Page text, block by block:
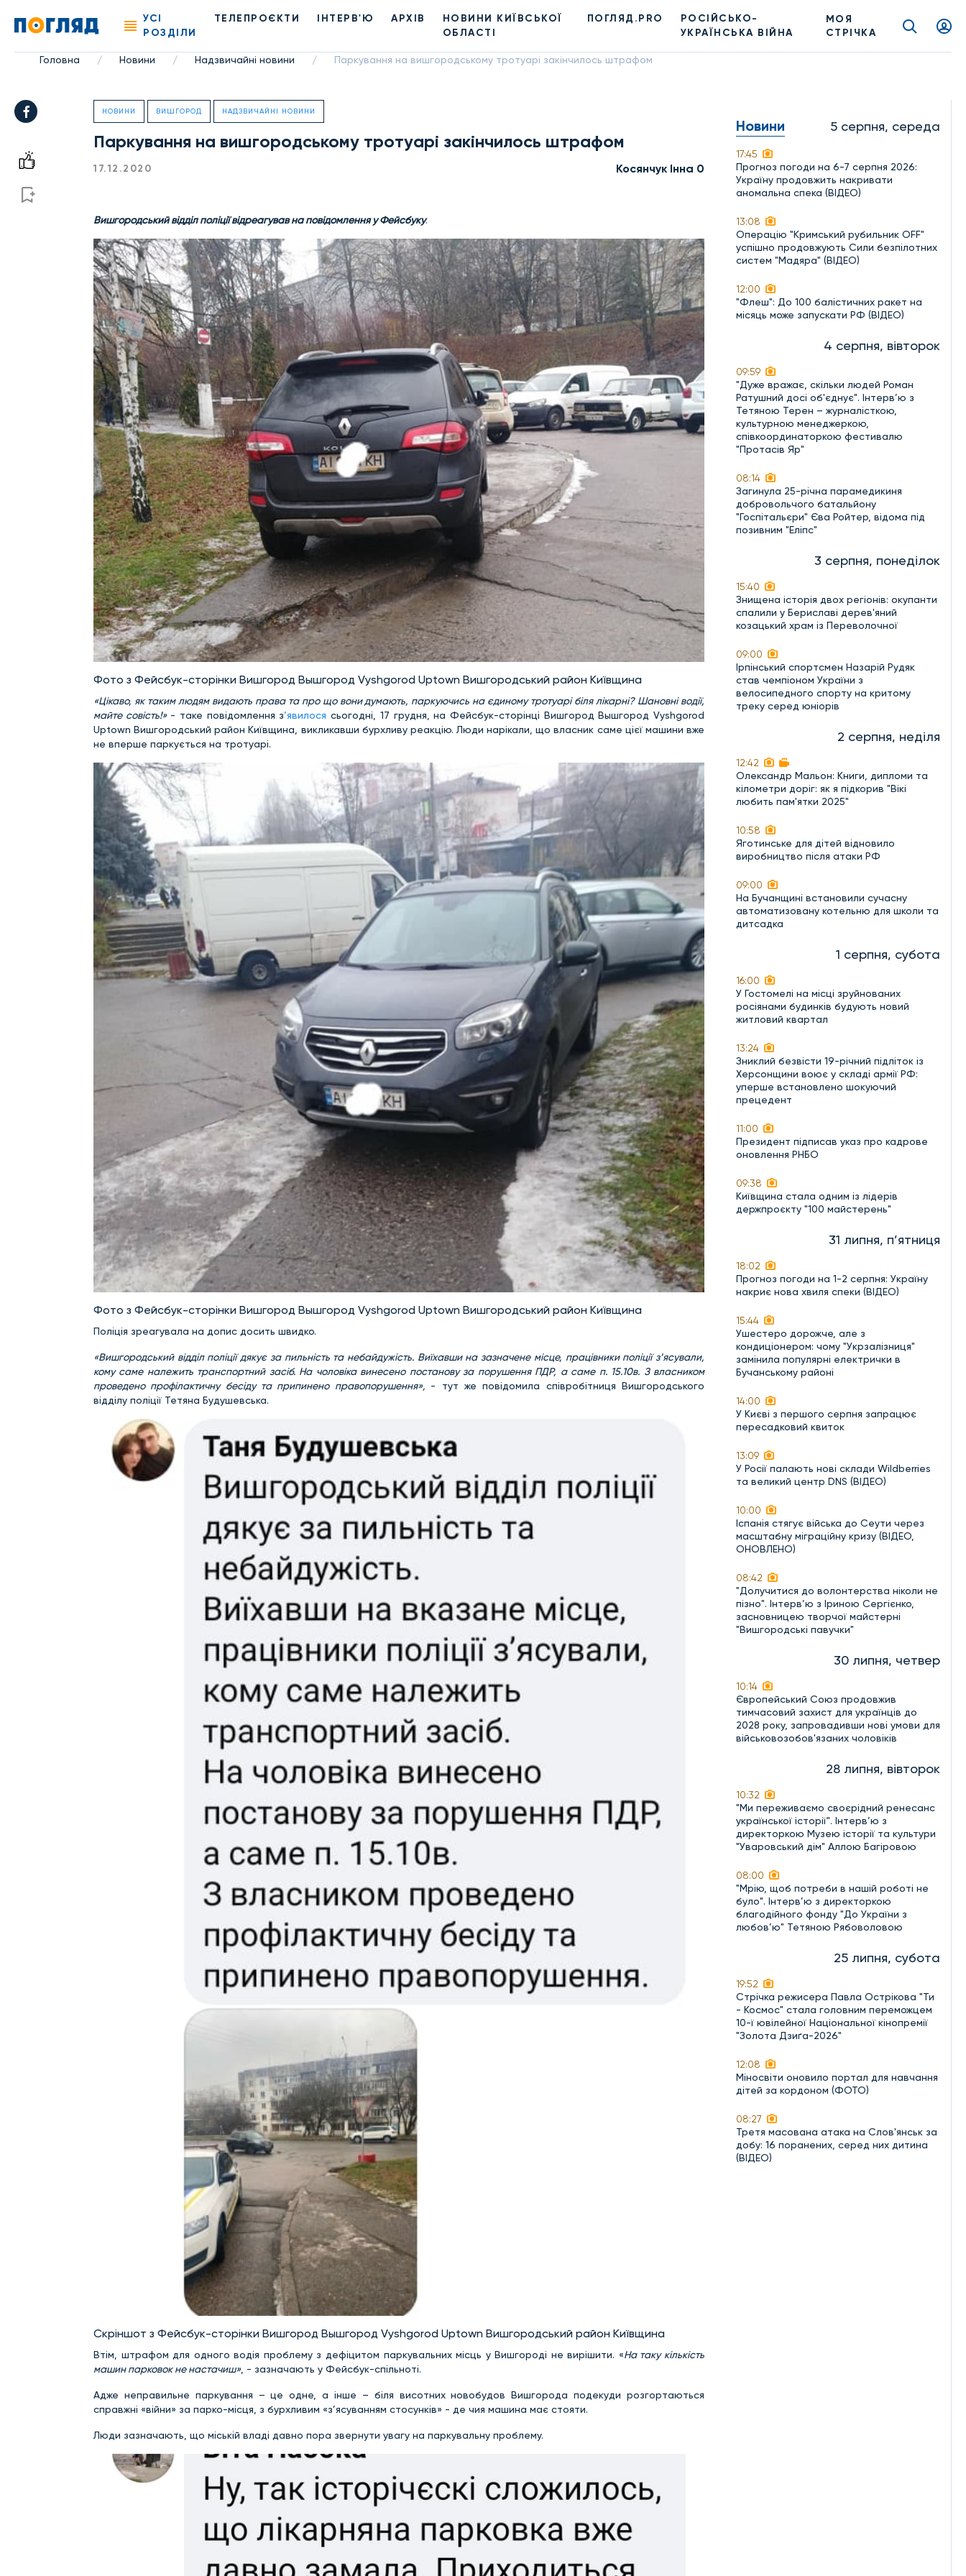
УСІ
РОЗДІЛИ
ТЕЛЕПРОЄКТИ ІНТЕРВ'Ю АРХІВ
НОВИНИ КИЇВСЬКОЇ
ОБЛАСТІ
ПОГЛЯД.PRO
РОСІЙСЬКО-
УКРАЇНСЬКА ВІЙНА
МОЯ
СТРІЧКА
Головна / Новини / Надзвичайні новини / Паркування на вишгородському тротуарі закінчилось штрафом
НОВИНИ ВИШГОРОД НАДЗВИЧАЙНІ НОВИНИ
Паркування на вишгородському тротуарі закінчилось штрафом
17.12.2020 Косянчук Інна 0
Вишгородський відділ поліції відреагував на повідомлення у Фейсбуку.
Фото з Фейсбук-сторінки Вишгород Вышгород Vyshgorod Uptown Вишгородський район Київщина
«Цікаво, як таким людям видають права та про що вони думають, паркуючись на єдиному тротуарі біля лікарні? Шановні водії,
майте совість!»- таке повідомлення з’явилося сьогодні, 17 грудня, на Фейсбук-сторінці Вишгород Вышгород Vyshgorod
Uptown Вишгородський район Київщина, викликавши бурхливу реакцію. Люди нарікали, що власник саме цієї машини вже
не вперше паркується на тротуарі.
Фото з Фейсбук-сторінки Вишгород Вышгород Vyshgorod Uptown Вишгородський район Київщина
Поліція зреагувала на допис досить швидко.
«Вишгородський відділ поліції дякує за пильність та небайдужість. Виїхавши на зазначене місце, працівники поліції з’ясували,
кому саме належить транспортний засіб. На чоловіка винесено постанову за порушення ПДР, а саме п. 15.10в. З власником
проведено профілактичну бесіду та припинено правопорушення», - тут же повідомила співробітниця Вишгородського
відділу поліції Тетяна Будушевська.
Скріншот з Фейсбук-сторінки Вишгород Вышгород Vyshgorod Uptown Вишгородський район Київщина
Втім, штрафом для одного водія проблему з дефіцитом паркувальних місць у Вишгороді не вирішити. «На таку кількість
машин парковок не настачиш», - зазначають у Фейсбук-спільноті.
Адже неправильне паркування – це одне, а інше – біля висотних новобудов Вишгорода подекуди розгортаються
справжні «війни» за парко-місця, з бурхливим «з’ясуванням стосунків» - де чия машина має стояти.
Люди зазначають, що міській владі давно пора звернути увагу на паркувальну проблему.
Новини 5 серпня, середа
17:45
Прогноз погоди на 6-7 серпня 2026:
Україну продовжить накривати
аномальна спека (ВІДЕО)
13:08
Операцію "Кримський рубильник OFF"
успішно продовжують Сили безпілотних
систем "Мадяра" (ВІДЕО)
12:00
"Флеш": До 100 балістичних ракет на
місяць може запускати РФ (ВІДЕО)
4 серпня, вівторок
09:59
"Дуже вражає, скільки людей Роман
Ратушний досі об'єднує". Інтерв’ю з
Тетяною Терен – журналісткою,
культурною менеджеркою,
співкоординаторкою фестивалю
"Протасів Яр"
08:14
Загинула 25-річна парамедикиня
добровольчого батальйону
"Госпітальєри" Єва Ройтер, відома під
позивним "Еліпс"
3 серпня, понеділок
15:40
Знищена історія двох регіонів: окупанти
спалили у Бериславі дерев'яний
козацький храм із Переволочної
09:00
Ірпінський спортсмен Назарій Рудяк
став чемпіоном України з
велосипедного спорту на критому
треку серед юніорів
2 серпня, неділя
12:42
Олександр Мальон: Книги, дипломи та
кілометри доріг: як я підкорив "Вікі
любить пам'ятки 2025"
10:58
Яготинське для дітей відновило
виробництво після атаки РФ
09:00
На Бучанщині встановили сучасну
автоматизовану котельню для школи та
дитсадка
1 серпня, субота
16:00
У Гостомелі на місці зруйнованих
росіянами будинків будують новий
житловий квартал
13:24
Зниклий безвісти 19-річний підліток із
Херсонщини воює у складі армії РФ:
уперше встановлено шокуючий
прецедент
11:00
Президент підписав указ про кадрове
оновлення РНБО
09:38
Київщина стала одним із лідерів
держпроєкту "100 майстерень"
31 липня, п’ятниця
18:02
Прогноз погоди на 1-2 серпня: Україну
накриє нова хвиля спеки (ВІДЕО)
15:44
Ушестеро дорожче, але з
кондиціонером: чому "Укрзалізниця"
замінила популярні електрички в
Бучанському районі
14:00
У Києві з першого серпня запрацює
пересадковий квиток
13:09
У Росії палають нові склади Wildberries
та великий центр DNS (ВІДЕО)
10:00
Іспанія стягує війська до Сеути через
масштабну міграційну кризу (ВІДЕО,
ОНОВЛЕНО)
08:42
"Долучитися до волонтерства ніколи не
пізно". Інтерв’ю з Іриною Сергієнко,
засновницею творчої майстерні
"Вишгородські павучки"
30 липня, четвер
10:14
Європейський Союз продовжив
тимчасовий захист для українців до
2028 року, запровадивши нові умови для
військовозобов'язаних чоловіків
28 липня, вівторок
10:32
"Ми переживаємо своєрідний ренесанс
української історії". Інтерв’ю з
директоркою Музею історії та культури
"Уваровський дім" Аллою Багіровою
08:00
"Мрію, щоб потреби в нашій роботі не
було". Інтерв’ю з директоркою
благодійного фонду "До України з
любов’ю" Тетяною Рябоволовою
25 липня, субота
19:52
Стрічка режисера Павла Острікова "Ти
- Космос" стала головним переможцем
10-ї ювілейної Національної кінопремії
"Золота Дзиґа-2026"
12:08
Міносвіти оновило портал для навчання
дітей за кордоном (ФОТО)
08:27
Третя масована атака на Слов'янськ за
добу: 16 поранених, серед них дитина
(ВІДЕО)